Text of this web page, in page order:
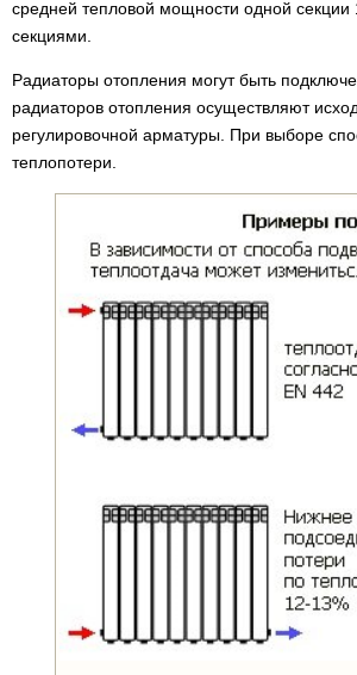
средней тепловой мощности одной
секциями.
Радиаторы отопления могут быть
радиаторов отопления осуществляют
регулировочной арматуры. При выборе
теплопотери.